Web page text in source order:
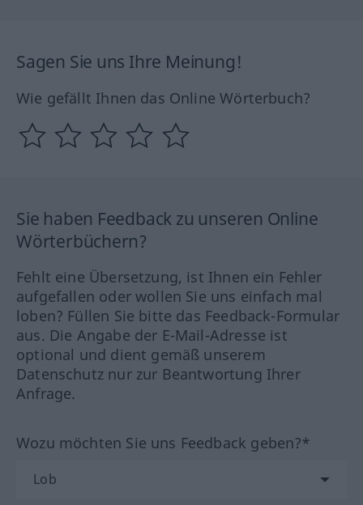
Sagen Sie uns Ihre Meinung!
Wie gefällt Ihnen das Online Wörterbuch?
Sie haben Feedback zu unseren Online
Wörterbüchern?
Fehlt eine Übersetzung, ist Ihnen ein Fehler
aufgefallen oder wollen Sie uns einfach mal
loben? Füllen Sie bitte das Feedback-Formular
aus. Die Angabe der E-Mail-Adresse ist
optional und dient gemäß unserem
Datenschutz nur zur Beantwortung Ihrer
Anfrage.
Wozu möchten Sie uns Feedback geben?*